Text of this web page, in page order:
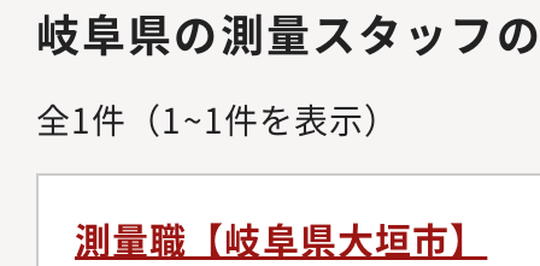
岐阜県の測量スタッフ
全1件 （1~1件を表示）
測量職【岐阜県大垣市】